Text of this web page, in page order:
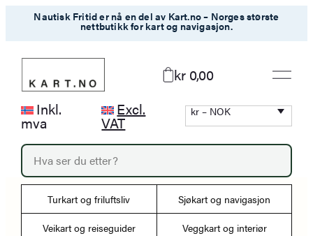
Hopp
innhold
Nautisk Fritid er nå en del av Kart.no – Norges største
nettbutikk for kart og navigasjon.
kr 0,00
Inkl.
mva
Excl.
VAT
kr – NOK
P
o
d
c
Turkart og friluftsliv Sjøkart og navigasjon
Veikart og reiseguider Veggkart og interiør